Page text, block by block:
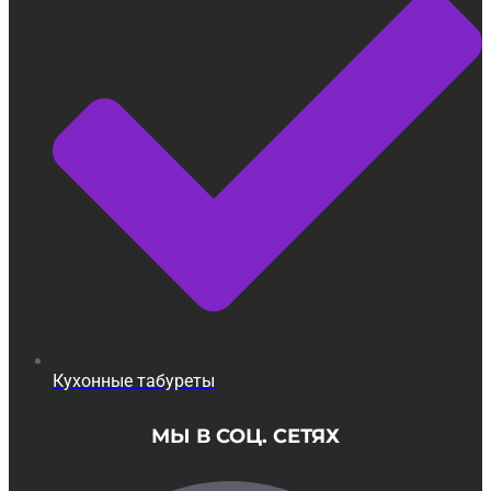
Кухонные табуреты
МЫ В СОЦ. СЕТЯХ